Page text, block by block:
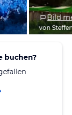
Bild
von
buchen?